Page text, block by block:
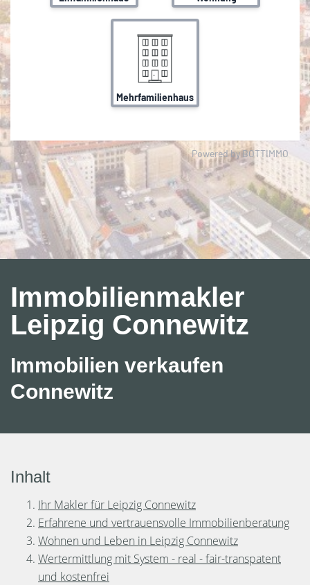
Immobilienmakler
Leipzig Connewitz
Immobilien verkaufen
Connewitz
Inhalt
Ihr Makler für Leipzig Connewitz
Erfahrene und vertrauensvolle Immobilienberatung
Wohnen und Leben in Leipzig Connewitz
Wertermittlung mit System - real - fair-transpatent
und kostenfrei